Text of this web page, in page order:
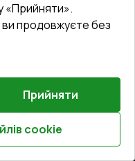
захищені.
Vitrager.com.
?
«Прийняти».
продовжуєте без
Прийняти
cookie